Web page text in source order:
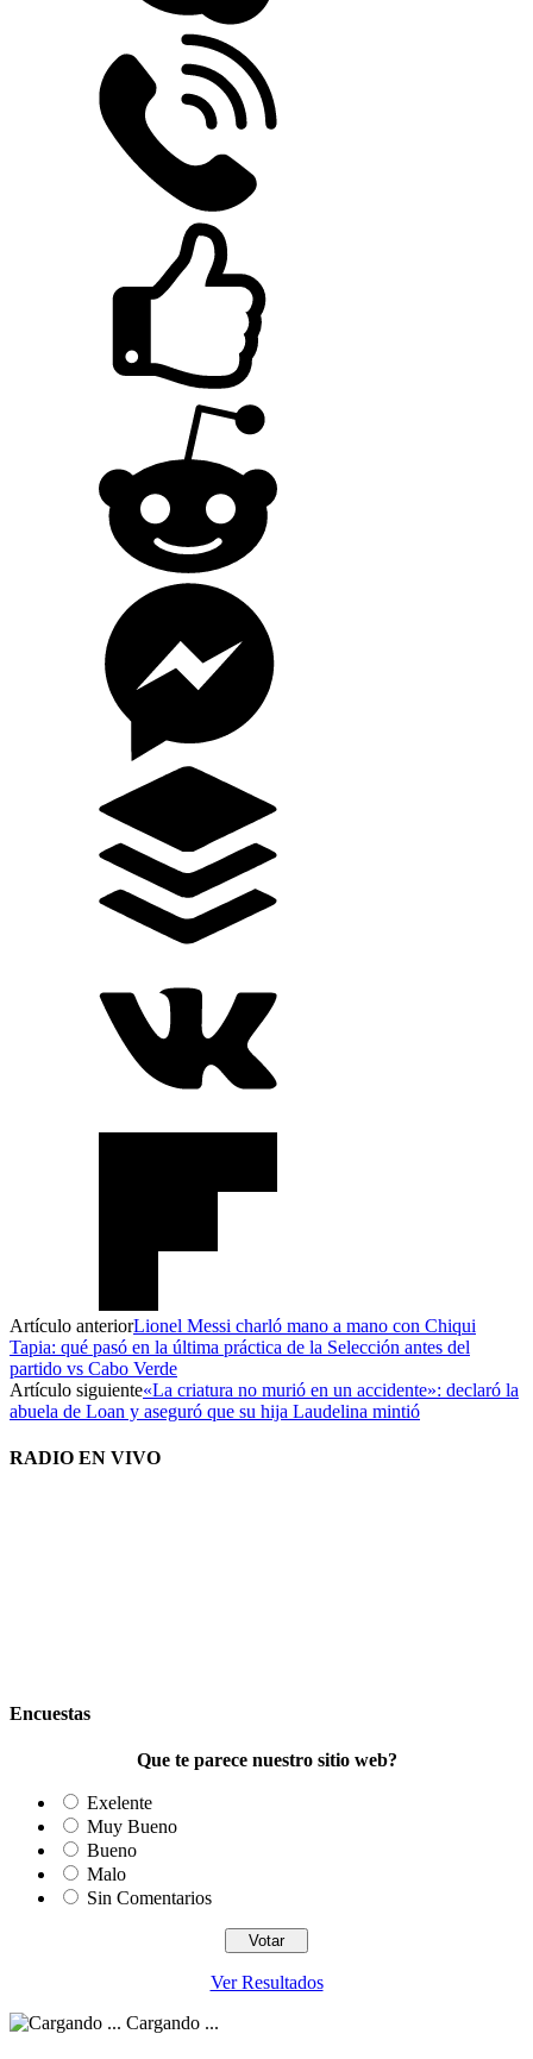
Artículo anteriorLionel Messi charló mano a mano con Chiqui
Tapia: qué pasó en la última práctica de la Selección antes del
partido vs Cabo Verde
Artículo siguiente«La criatura no murió en un accidente»: declaró la
abuela de Loan y aseguró que su hija Laudelina mintió
RADIO EN VIVO
Encuestas
Que te parece nuestro sitio web?
Exelente
Muy Bueno
Bueno
Malo
Sin Comentarios
Ver Resultados
Cargando ...